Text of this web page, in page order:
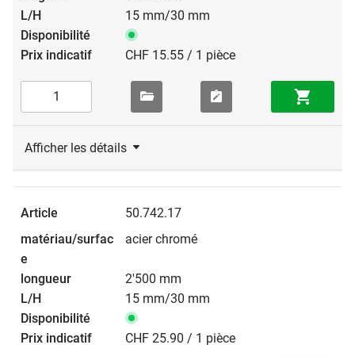
15 mm/30 mm
CHF 15.55 / 1 pièce
Afficher les détails
50.742.17
acier chromé
2'500 mm
15 mm/30 mm
CHF 25.90 / 1 pièce